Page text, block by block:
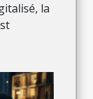
la